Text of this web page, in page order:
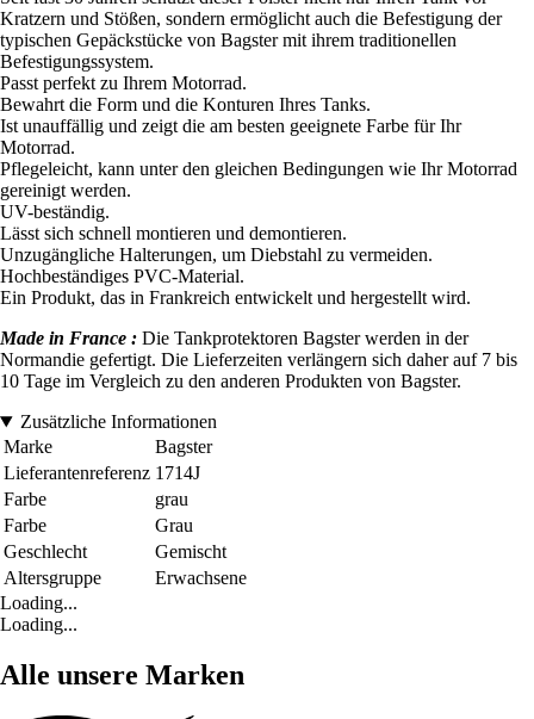
Kratzern und Stößen, sondern ermöglicht auch die Befestigung der
typischen Gepäckstücke von Bagster mit ihrem traditionellen
Befestigungssystem.
Passt perfekt zu Ihrem Motorrad.
Bewahrt die Form und die Konturen Ihres Tanks.
Ist unauffällig und zeigt die am besten geeignete Farbe für Ihr
Motorrad.
Pflegeleicht, kann unter den gleichen Bedingungen wie Ihr Motorrad
gereinigt werden.
UV-beständig.
Lässt sich schnell montieren und demontieren.
Unzugängliche Halterungen, um Diebstahl zu vermeiden.
Hochbeständiges PVC-Material.
Ein Produkt, das in Frankreich entwickelt und hergestellt wird.
Made in France : Die Tankprotektoren Bagster werden in der
Normandie gefertigt. Die Lieferzeiten verlängern sich daher auf 7 bis
10 Tage im Vergleich zu den anderen Produkten von Bagster.
Zusätzliche Informationen
Marke
Bagster
Lieferantenreferenz 1714J
Farbe
grau
Farbe
Grau
Geschlecht
Gemischt
Altersgruppe
Erwachsene
Loading...
Loading...
Alle unsere Marken